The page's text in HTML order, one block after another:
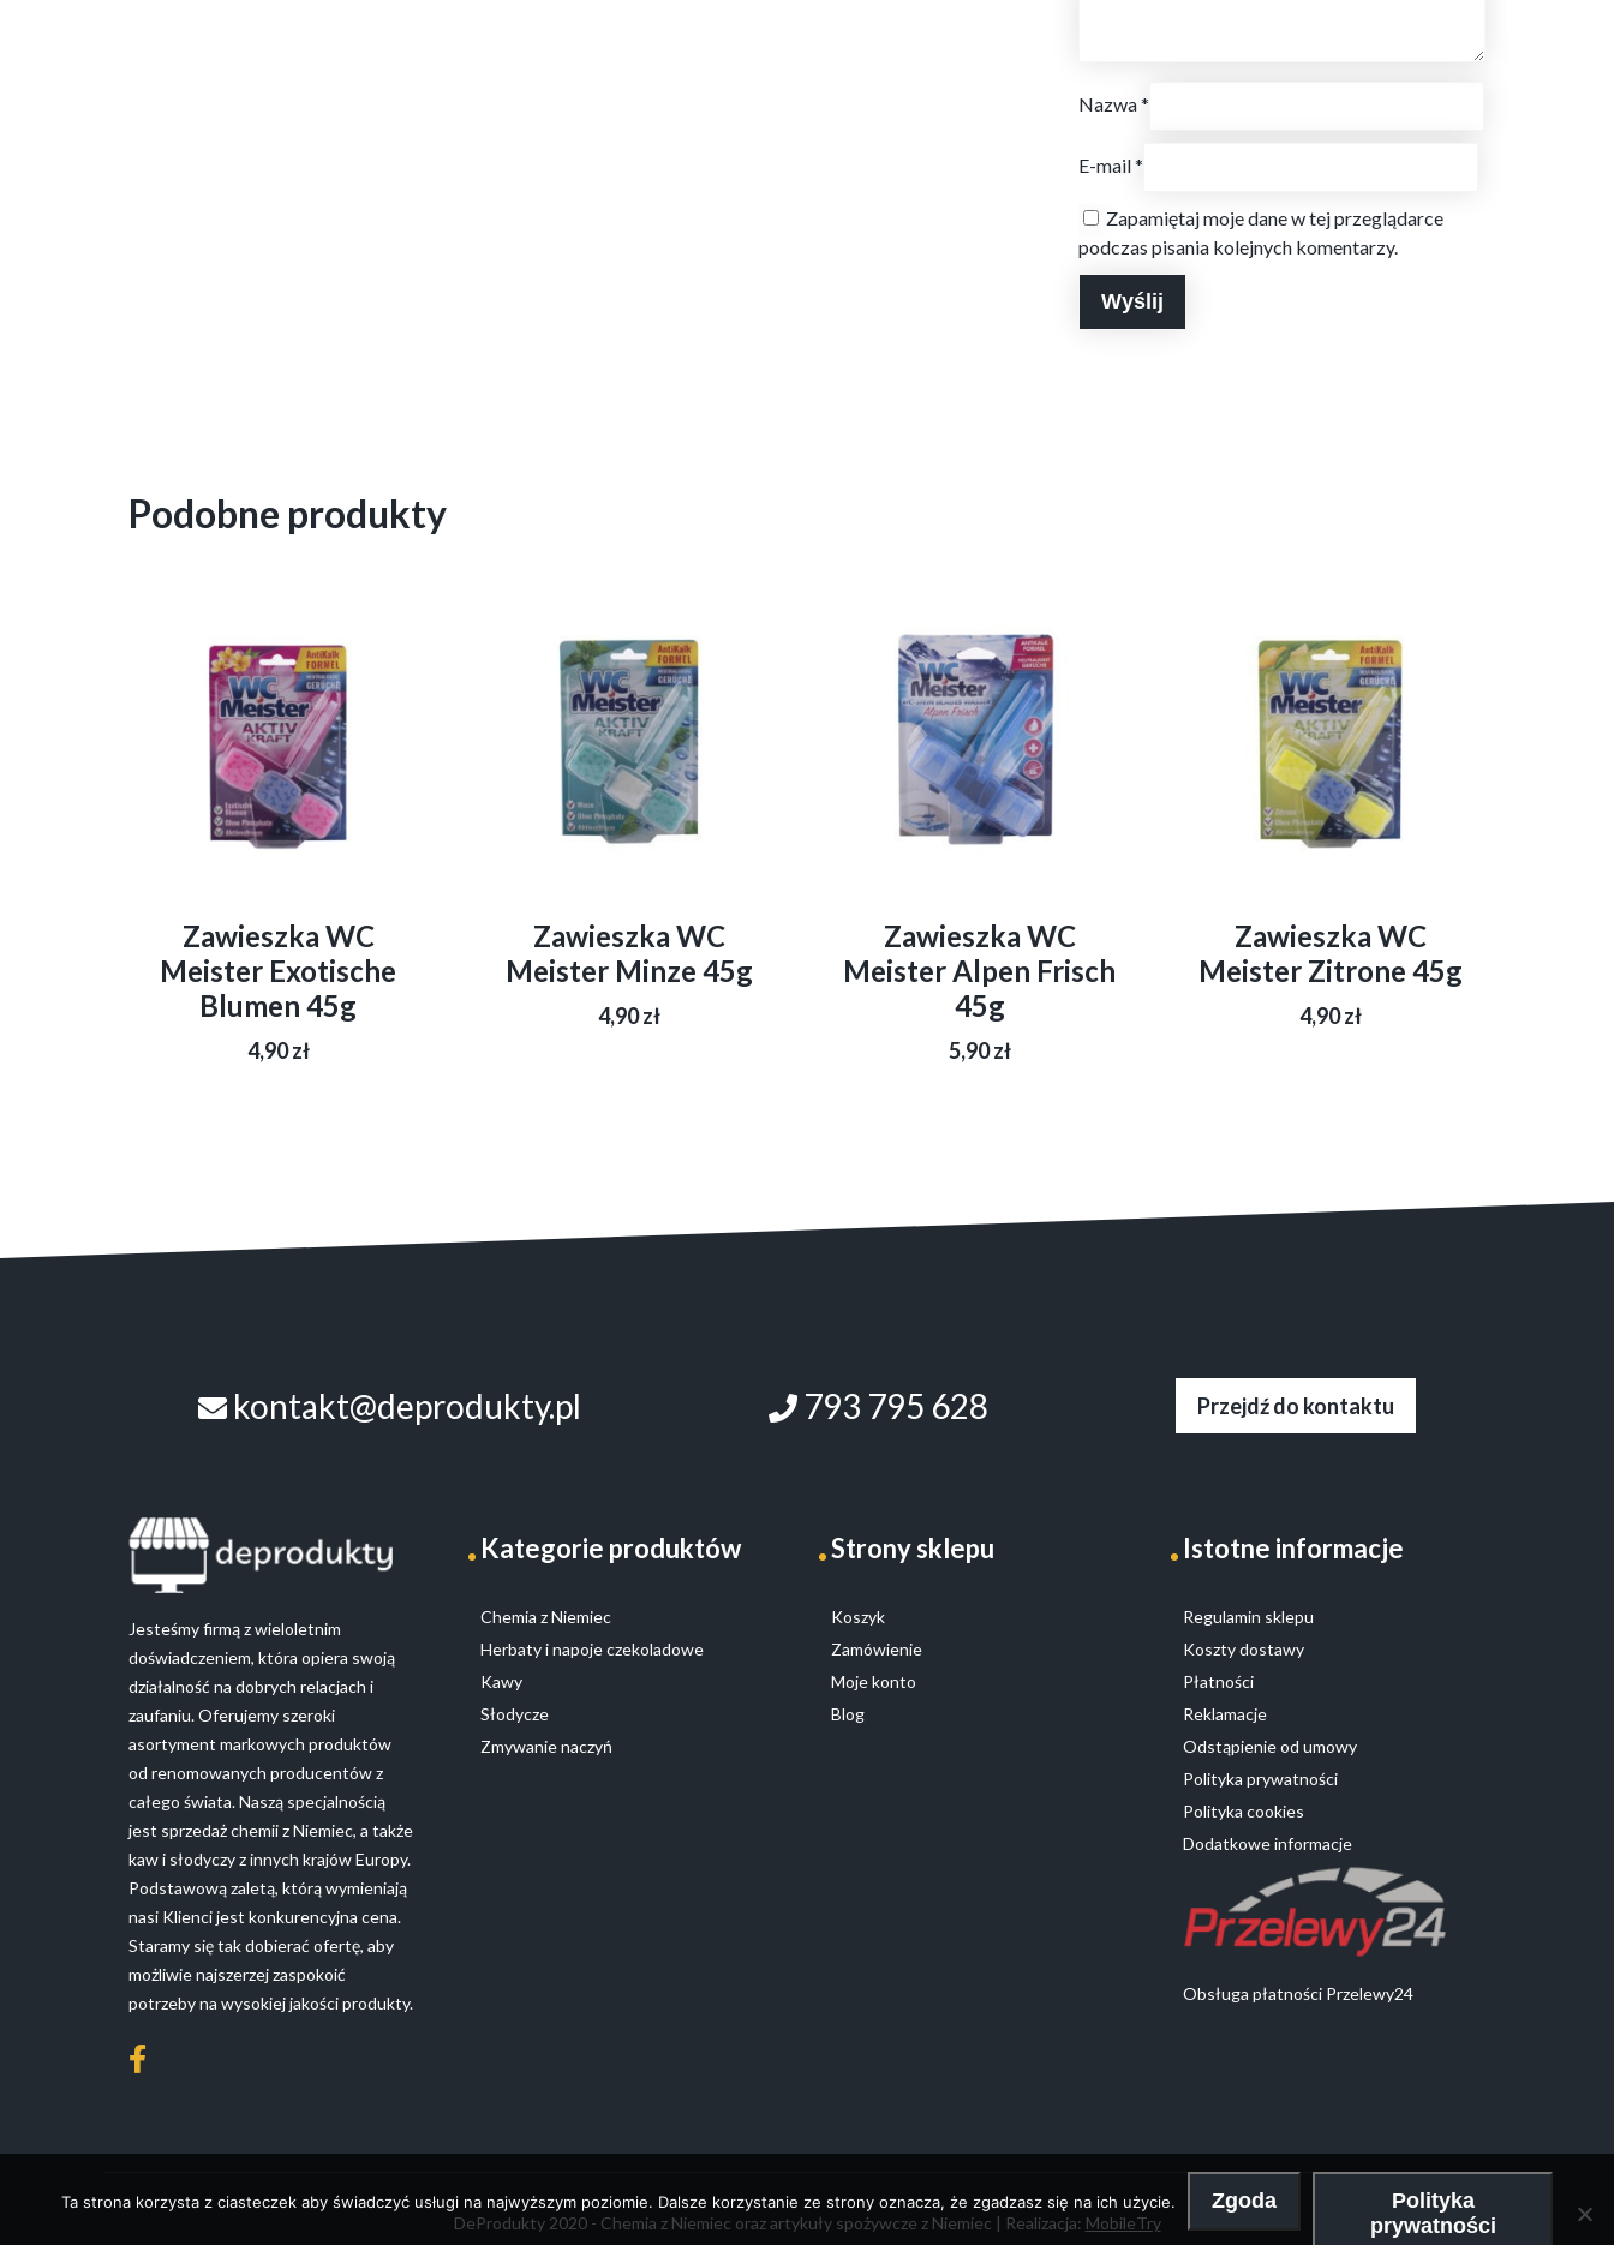
Nazwa*
E-mail*
Zapamiętaj moje dane w tej przeglądarce
podczas pisania kolejnych komentarzy.
Podobne produkty
Zawieszka WC
Meister Exotische
Blumen 45g
4,90zł
Zawieszka WC
Meister Minze 45g
4,90zł
Zawieszka WC
Meister Alpen Frisch
45g
5,90zł
Zawieszka WC
Meister Zitrone 45g
4,90zł
Ta strona korzysta z ciasteczek aby świadczyć usługi na najwyższym poziomie. Dalsze korzystanie ze strony oznacza, że zgadzasz się na ich użycie. Zgoda
Polityka
prywatności
kontakt@deprodukty.pl 793 795 628 Przejdź do kontaktu
Jesteśmy firmą z wieloletnim
doświadczeniem, która opiera swoją
działalność na dobrych relacjach i
zaufaniu. Oferujemy szeroki
asortyment markowych produktów
od renomowanych producentów z
całego świata. Naszą specjalnością
jest sprzedaż chemii z Niemiec, a także
kaw i słodyczy z innych krajów Europy.
Podstawową zaletą, którą wymieniają
nasi Klienci jest konkurencyjna cena.
Staramy się tak dobierać ofertę, aby
możliwie najszerzej zaspokoić
potrzeby na wysokiej jakości produkty.
Kategorie produktów
Chemia z Niemiec
Herbaty i napoje czekoladowe
Kawy
Słodycze
Zmywanie naczyń
Strony sklepu
Koszyk
Zamówienie
Moje konto
Blog
Istotne informacje
Regulamin sklepu
Koszty dostawy
Płatności
Reklamacje
Odstąpienie od umowy
Polityka prywatności
Polityka cookies
Dodatkowe informacje
Obsługa płatności Przelewy24
DeProdukty 2020 - Chemia z Niemiec oraz artykuły spożywcze z Niemiec | Realizacja: MobileTry